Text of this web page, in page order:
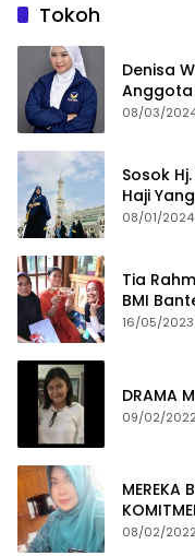
Tokoh
Denisa
Anggota
2029
08/03/
Sosok
Haji
08/01/2024
Tia
BMI
16/05/2023
DRAMA
09/02/2022
MEREKA
08/02/2022